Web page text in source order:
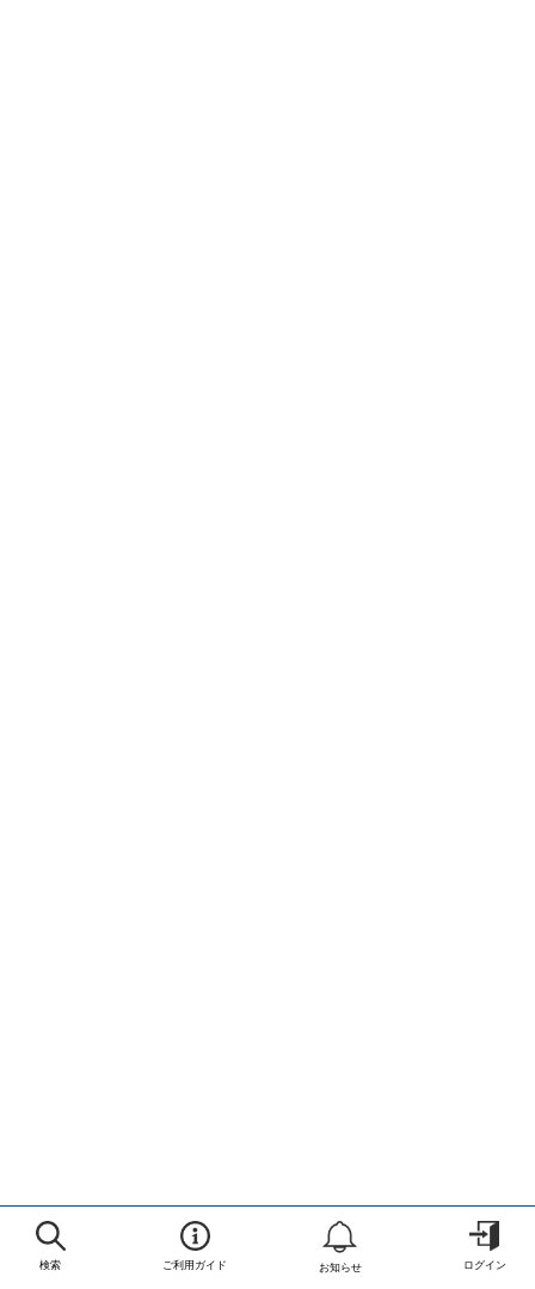
検索 ご利用ガイド お知らせ ログイン